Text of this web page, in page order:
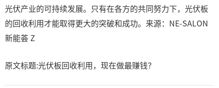
光伏产业的可持续发展。只有在各方的共同努力下，光伏板
的回收利用才能取得更大的突破和成功。来源：NE-SALON
新能荟 Z
原文标题:光伏板回收利用，现在做最赚钱？